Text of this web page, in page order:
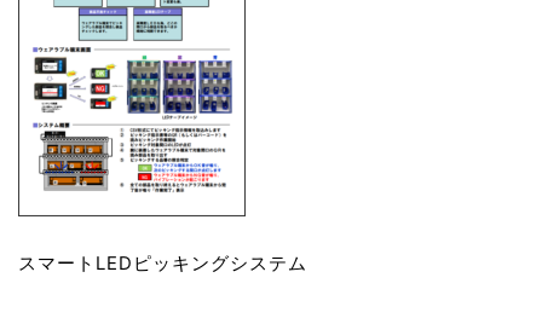
スマートLEDピッキングシステム